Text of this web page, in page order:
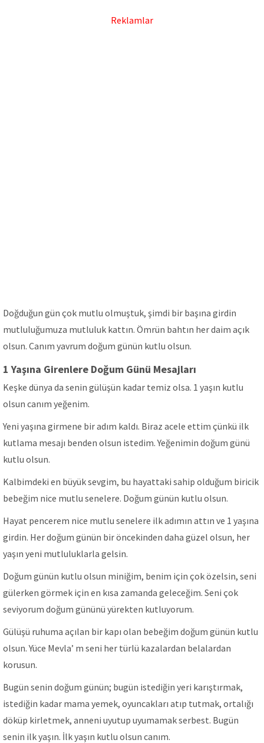
Reklamlar
Doğduğun gün çok mutlu olmuştuk, şimdi bir başına girdin
mutluluğumuza mutluluk kattın. Ömrün bahtın her daim açık
olsun. Canım yavrum doğum günün kutlu olsun.
1 Yaşına Girenlere Doğum Günü Mesajları
Keşke dünya da senin gülüşün kadar temiz olsa. 1 yaşın kutlu
olsun canım yeğenim.
Yeni yaşına girmene bir adım kaldı. Biraz acele ettim çünkü ilk
kutlama mesajı benden olsun istedim. Yeğenimin doğum günü
kutlu olsun.
Kalbimdeki en büyük sevgim, bu hayattaki sahip olduğum biricik
bebeğim nice mutlu senelere. Doğum günün kutlu olsun.
Hayat pencerem nice mutlu senelere ilk adımın attın ve 1 yaşına
girdin. Her doğum günün bir öncekinden daha güzel olsun, her
yaşın yeni mutluluklarla gelsin.
Doğum günün kutlu olsun miniğim, benim için çok özelsin, seni
gülerken görmek için en kısa zamanda geleceğim. Seni çok
seviyorum doğum gününü yürekten kutluyorum.
Gülüşü ruhuma açılan bir kapı olan bebeğim doğum günün kutlu
olsun. Yüce Mevla’ m seni her türlü kazalardan belalardan
korusun.
Bugün senin doğum günün; bugün istediğin yeri karıştırmak,
istediğin kadar mama yemek, oyuncakları atıp tutmak, ortalığı
döküp kirletmek, anneni uyutup uyumamak serbest. Bugün
senin ilk yaşın. İlk yaşın kutlu olsun canım.